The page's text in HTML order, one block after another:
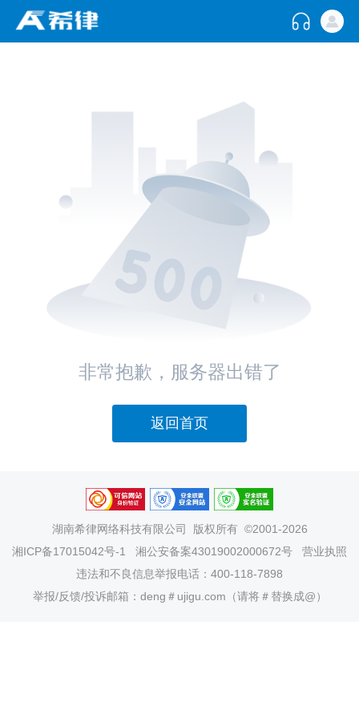
非常抱歉，服务器出错了
返回首页
湖南希律网络科技有限公司
版权所有 ©2001-2026
湘ICP备17015042号-1
湘公安备案43019002000672号
营业执照
违法和不良信息举报电话：400-118-7898
举报/反馈/投诉邮箱：deng＃ujigu.com（请将＃替换成@）